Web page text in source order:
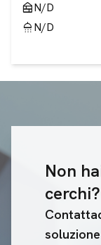
nest_multi_roomN/D
showerN/D
Non
cerchi?